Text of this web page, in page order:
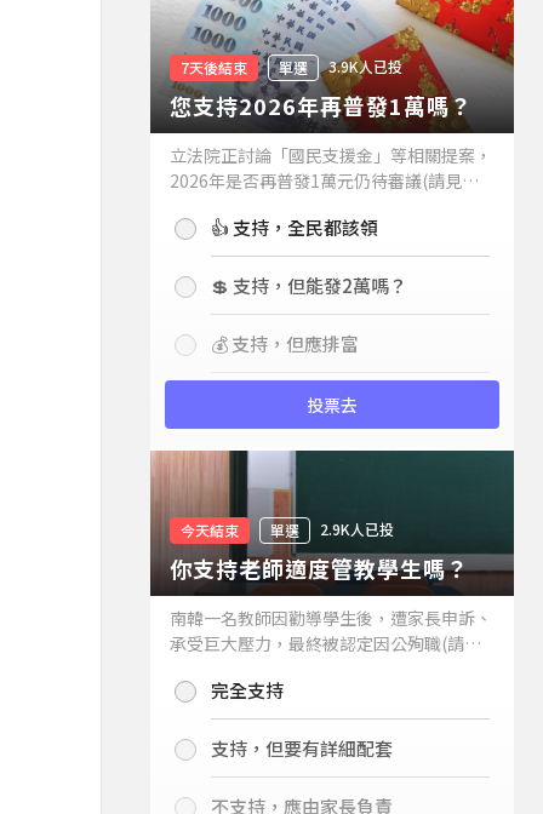
7天後結束 單選 3.9K人已投
您支持2026年再普發1萬嗎？
立法院正討論「國民支援金」等相關提案，
2026年是否再普發1萬元仍待審議(請見下
持嗎？👍 支持，全民都該領
💲 支持，但能發2萬嗎？
💰 支持，但應排富
投票去
今天結束 單選 2.9K人已投
你支持老師適度管教學生嗎？
南韓一名教師因勸導學生後，遭家長申訴、
承受巨大壓力，最終被認定因公殉職(請見
你支持老師適度管教學生嗎？
完全支持
支持，但要有詳細配套
不支持，應由家長負責